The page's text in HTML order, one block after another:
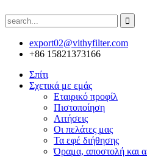
export02@vithyfilter.com
+86 15821373166
Σπίτι
Σχετικά με εμάς
Εταιρικό προφίλ
Πιστοποίηση
Αιτήσεις
Οι πελάτες μας
Τα εφέ διήθησης
Όραμα, αποστολή και